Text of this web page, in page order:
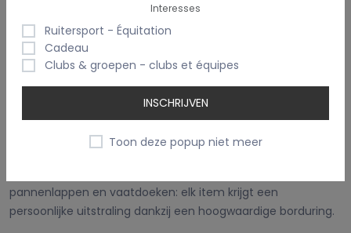
Maak je keuken uniek met
gepersonaliseerde keukenaccessoires
Ontdek onze collectiegepersonaliseerd keukenlinnen
pannenlappen en vaatdoeken: elk item krijgt een
persoonlijke uitstraling dankzij een hoogwaardige borduring.
Interesses
Ruitersport - Équitation
Cadeau
Clubs & groepen - clubs et équipes
INSCHRIJVEN
Toon deze popup niet meer